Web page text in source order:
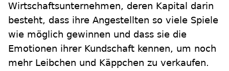
Wirtschaftsunternehmen, deren Kapital darin
besteht, dass ihre Angestellten so viele Spiele
wie möglich gewinnen und dass sie die
Emotionen ihrer Kundschaft kennen, um noch
mehr Leibchen und Käppchen zu verkaufen.